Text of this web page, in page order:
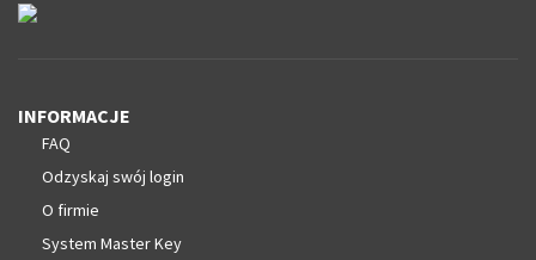
INFORMACJE
FAQ
Odzyskaj swój login
O firmie
System Master Key